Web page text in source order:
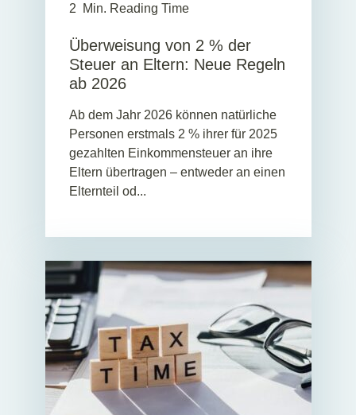
2 Min. Reading Time
Überweisung von 2 % der
Steuer an Eltern: Neue Regeln
ab 2026
Ab dem Jahr 2026 können natürliche
Personen erstmals 2 % ihrer für 2025
gezahlten Einkommensteuer an ihre
Eltern übertragen – entweder an einen
Elternteil od...